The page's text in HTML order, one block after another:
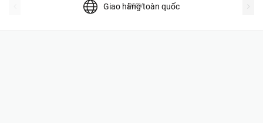
Giao hàng toàn quốc
prev